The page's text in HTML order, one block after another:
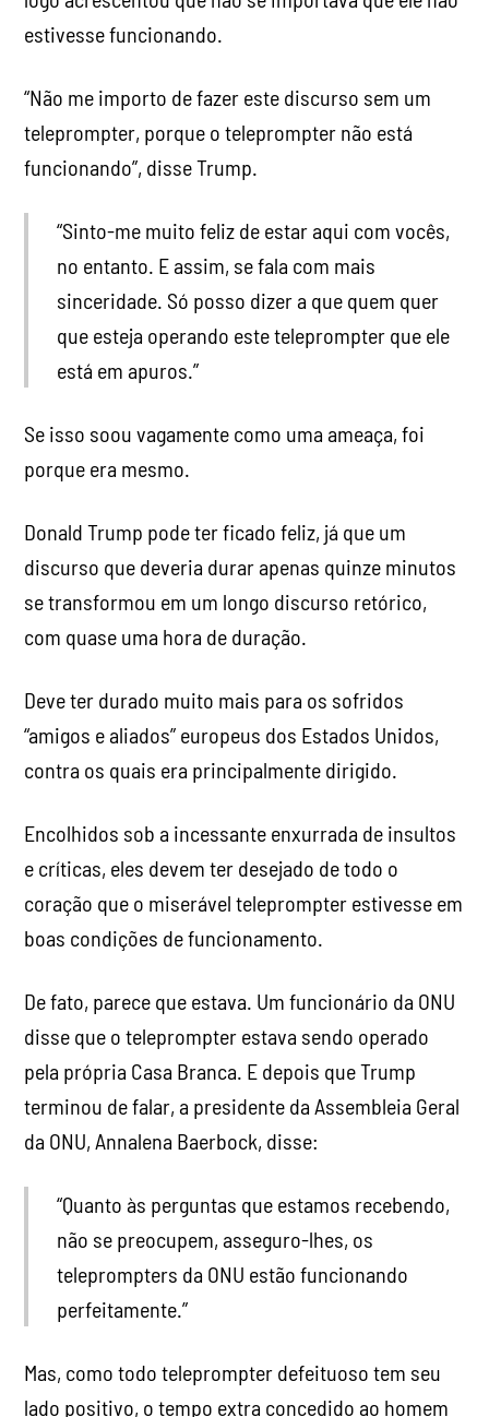
estivesse funcionando.
“Não me importo de fazer este discurso sem um
teleprompter, porque o teleprompter não está
funcionando”, disse Trump.
“Sinto-me muito feliz de estar aqui com vocês,
no entanto. E assim, se fala com mais
sinceridade. Só posso dizer a que quem quer
que esteja operando este teleprompter que ele
está em apuros.”
Se isso soou vagamente como uma ameaça, foi
porque era mesmo.
Donald Trump pode ter ficado feliz, já que um
discurso que deveria durar apenas quinze minutos
se transformou em um longo discurso retórico,
com quase uma hora de duração.
Deve ter durado muito mais para os sofridos
“amigos e aliados” europeus dos Estados Unidos,
contra os quais era principalmente dirigido.
Encolhidos sob a incessante enxurrada de insultos
e críticas, eles devem ter desejado de todo o
coração que o miserável teleprompter estivesse em
boas condições de funcionamento.
De fato, parece que estava. Um funcionário da ONU
disse que o teleprompter estava sendo operado
pela própria Casa Branca. E depois que Trump
terminou de falar, a presidente da Assembleia Geral
da ONU, Annalena Baerbock, disse:
“Quanto às perguntas que estamos recebendo,
não se preocupem, asseguro-lhes, os
teleprompters da ONU estão funcionando
perfeitamente.”
Mas, como todo teleprompter defeituoso tem seu
lado positivo, o tempo extra concedido ao homem